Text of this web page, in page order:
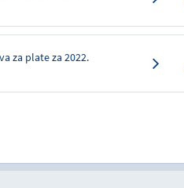
za plate za 2022.